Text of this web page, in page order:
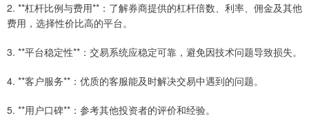
2. **杠杆比例与费用**：了解券商提供的杠杆倍数、利率、佣金及其他
费用，选择性价比高的平台。
3. **平台稳定性**：交易系统应稳定可靠，避免因技术问题导致损失。
4. **客户服务**：优质的客服能及时解决交易中遇到的问题。
5. **用户口碑**：参考其他投资者的评价和经验。